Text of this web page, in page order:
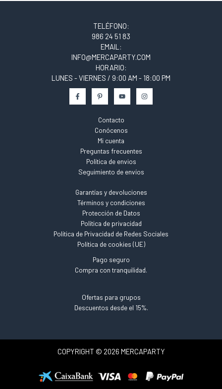
TELÉFONO:
986 24 51 83
EMAIL:
INFO@MERCAPARTY.COM
HORARIO:
LUNES - VIERNES / 9:00 AM - 18:00 PM
Contacto
Conócenos
Mi cuenta
Preguntas frecuentes
Política de envios
Seguimiento de envíos
Garantías y devoluciones
Términos y condiciones
Protección de Datos
Política de privacidad
Política de Privacidad de Redes Sociales
Política de cookies (UE)
Pago seguro
Compra con tranquilidad.
Ofertas para grupos
Descuentos desde el 15%.
COPYRIGHT © 2026 MERCAPARTY